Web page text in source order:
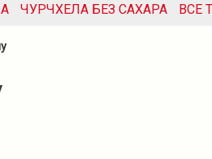
ЧУРЧХЕЛА БЕЗ САХАРА ВСЕ